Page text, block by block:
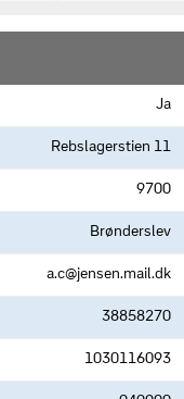
Ja
Rebslagerstien 11
9700
Brønderslev
a.c@jensen.mail.dk
38858270
1030116093